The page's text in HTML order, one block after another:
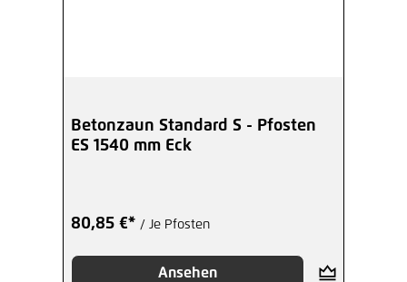
Betonzaun Standard S - Pfosten
ES 1540 mm Eck
80,85 €* / Je Pfosten
Ansehen